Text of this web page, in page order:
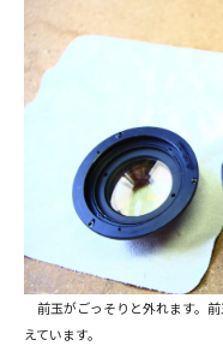
前玉がごっそりと外れます。
えています。